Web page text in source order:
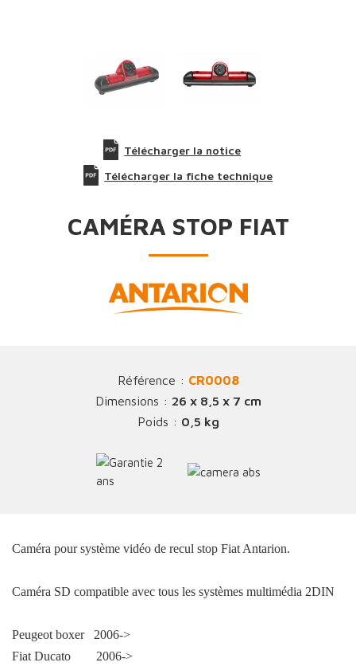
Télécharger la notice
Télécharger la fiche technique
CAMÉRA STOP FIAT
Référence : CR0008
Dimensions : 26 x 8,5 x 7 cm
Poids : 0,5 kg
Caméra pour système vidéo de recul stop Fiat Antarion.
Caméra SD compatible avec tous les systèmes multimédia 2DIN
Peugeot boxer 2006->
Fiat Ducato 2006->